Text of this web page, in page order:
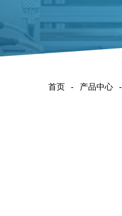
首页 - 产品中心 -